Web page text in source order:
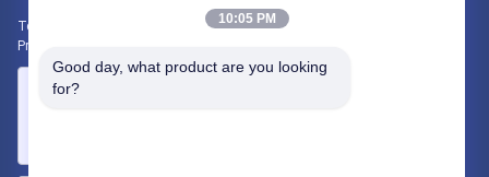
Teilen Sie uns Ihre Anforderung mit. Wir werden die besten
Produkte mit Ihnen verbinden.
10:05 PM
Good day, what product are you looking
for?